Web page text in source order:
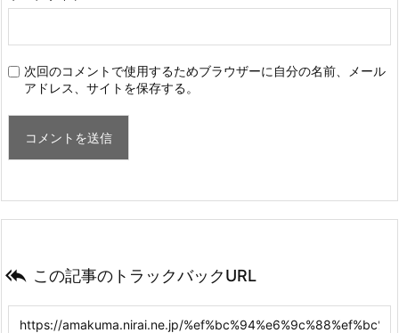
次回のコメントで使用するためブラウザーに自分の名前、メール
アドレス、サイトを保存する。
 この記事のトラックバックURL